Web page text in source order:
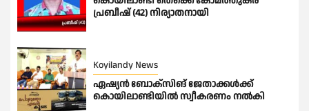
പ്രബീഷ് (42) നിര്യാതനായി
Koyilandy News
ഏഷ്യൻ ബോക്സിങ് ജേതാക്കൾക്ക്
കൊയിലാണ്ടിയിൽ സ്വീകരണം നൽകി